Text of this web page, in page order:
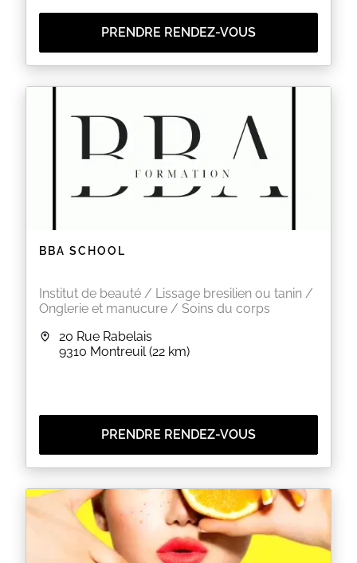
PRENDRE RENDEZ-VOUS
BBA SCHOOL
Institut de beauté / Lissage bresilien ou tanin /
Onglerie et manucure / Soins du corps
20 Rue Rabelais
9310 Montreuil (22 km)
PRENDRE RENDEZ-VOUS